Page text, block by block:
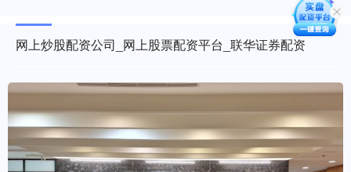
网上炒股配资公司_网上股票配资平台_联华证券配资